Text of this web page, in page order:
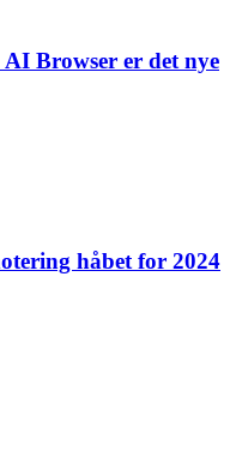
Browser er det nye
håbet for 2024